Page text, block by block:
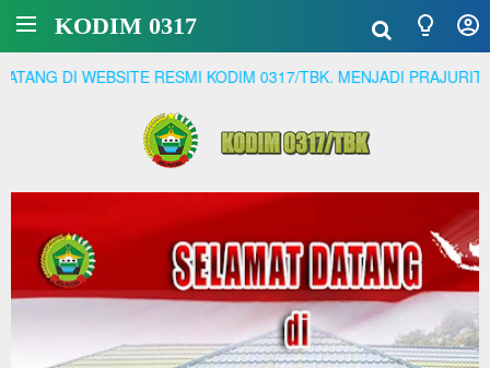
KODIM 0317
0317/TBK. MENJADI PRAJURIT YANG PROFESSIONAL,